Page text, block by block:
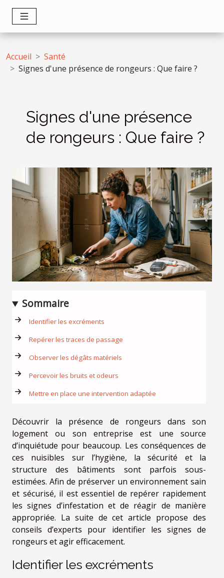
Accueil
Santé
Signes d'une présence de rongeurs : Que faire ?
Signes d'une présence
de rongeurs : Que faire ?
Sommaire
Identifier les excréments
Repérer les traces de passage
Observer les dégâts matériels
Percevoir les bruits et odeurs
Mettre en place une intervention adaptée
Découvrir la présence de rongeurs dans son
logement ou son entreprise est une source
d’inquiétude pour beaucoup. Les conséquences de
ces nuisibles sur l’hygiène, la sécurité et la
structure des bâtiments sont parfois sous-
estimées. Afin de préserver un environnement sain
et sécurisé, il est essentiel de repérer rapidement
les signes d’infestation et de réagir de manière
appropriée. La suite de cet article propose des
conseils d’experts pour identifier les signes de
rongeurs et agir efficacement.
Identifier les excréments